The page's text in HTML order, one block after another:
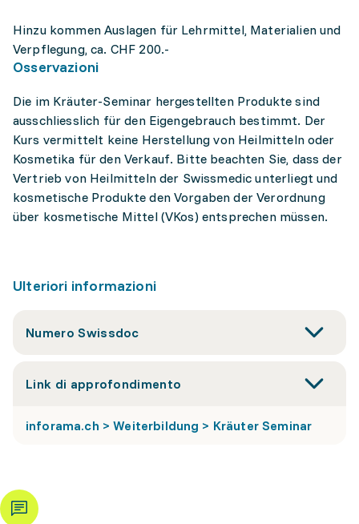
Hinzu kommen Auslagen für Lehrmittel, Materialien und
Verpflegung, ca. CHF 200.-
Osservazioni
Die im Kräuter-Seminar hergestellten Produkte sind
ausschliesslich für den Eigengebrauch bestimmt. Der
Kurs vermittelt keine Herstellung von Heilmitteln oder
Kosmetika für den Verkauf. Bitte beachten Sie, dass der
Vertrieb von Heilmitteln der Swissmedic unterliegt und
kosmetische Produkte den Vorgaben der Verordnung
über kosmetische Mittel (VKos) entsprechen müssen.
Ulteriori informazioni
Numero Swissdoc
Link di approfondimento
inforama.ch > Weiterbildung > Kräuter Seminar